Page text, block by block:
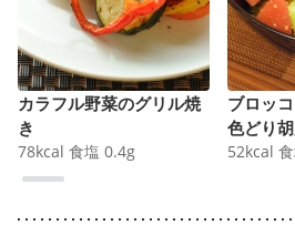
カラフル野菜のグリル焼
き
78kcal 食塩 0.4g
ブロッ
色どり
52kcal